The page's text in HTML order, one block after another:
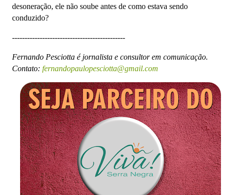
desoneração, ele não soube antes de como estava sendo
conduzido?
---------------------------------------------
Fernando Pesciotta é jornalista e consultor em comunicação.
Contato: fernandopaulopesciotta@gmail.com